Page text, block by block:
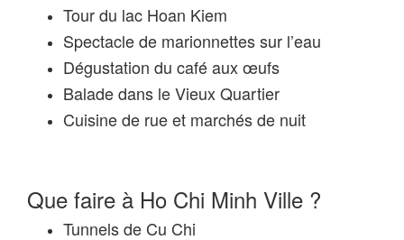
Tour du lac Hoan Kiem
Spectacle de marionnettes sur l’eau
Dégustation du café aux œufs
Balade dans le Vieux Quartier
Cuisine de rue et marchés de nuit
Que faire à Ho Chi Minh Ville ?
Tunnels de Cu Chi